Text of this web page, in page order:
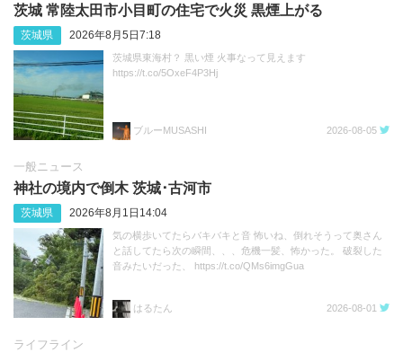
茨城 常陸太田市小目町の住宅で火災 黒煙上がる
茨城県 2026年8月5日7:18
茨城県東海村？ 黒い煙 火事なって見えます
https://t.co/5OxeF4P3Hj
ブルーMUSASHI 2026-08-05
一般ニュース
神社の境内で倒木 茨城･古河市
茨城県 2026年8月1日14:04
気の横歩いてたらバキバキと音 怖いね、倒れそうって奥さん
と話してたら次の瞬間、、、危機一髪、怖かった。 破裂した
音みたいだった、 https://t.co/QMs6imgGua
はるたん 2026-08-01
ライフライン